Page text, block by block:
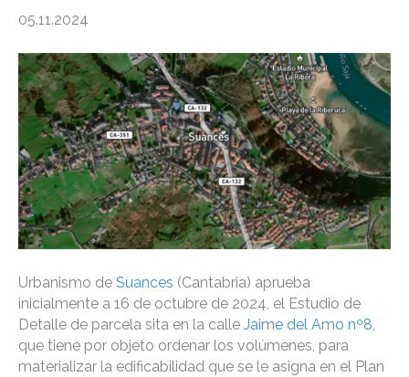
05.11.2024
Urbanismo de Suances (Cantabria) aprueba
inicialmente a 16 de octubre de 2024, el Estudio de
Detalle de parcela sita en la calle Jaime del Amo nº8
que tiene por objeto ordenar los volúmenes, para
materializar la edificabilidad que se le asigna en el Plan